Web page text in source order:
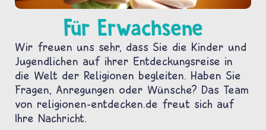
Für Erwachsene
Wir freuen uns sehr, dass Sie die Kinder und
Jugendlichen auf ihrer Entdeckungsreise in
die Welt der Religionen begleiten. Haben Sie
Fragen, Anregungen oder Wünsche? Das Team
von religionen-entdecken.de freut sich auf
Ihre Nachricht.